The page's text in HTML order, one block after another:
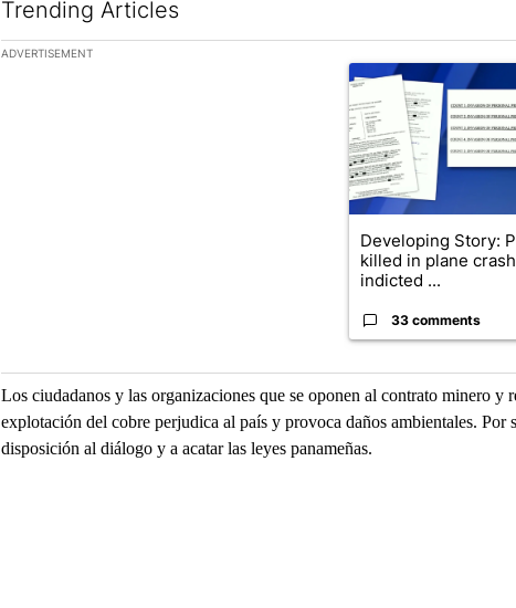
Trending Articles
The following is a list of the most commented articles in the last 7 days.
ADVERTISEMENT
A trending article
Developing Story:
killed in plane crash
indicted ...
33 comments
Los ciudadanos y las organizaciones que se oponen al contrato minero y
explotación del cobre perjudica al país y provoca daños ambientales. Por
disposición al diálogo y a acatar las leyes panameñas.